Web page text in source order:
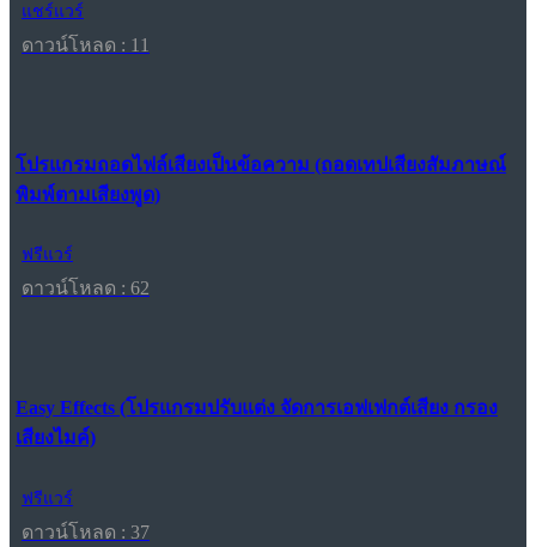
แชร์แวร์
ดาวน์โหลด : 11
โปรแกรมถอดไฟล์เสียงเป็นข้อความ (ถอดเทปเสียงสัมภาษณ์
พิมพ์ตามเสียงพูด)
ฟรีแวร์
ดาวน์โหลด : 62
Easy Effects (โปรแกรมปรับแต่ง จัดการเอฟเฟกต์เสียง กรอง
เสียงไมค์)
ฟรีแวร์
ดาวน์โหลด : 37